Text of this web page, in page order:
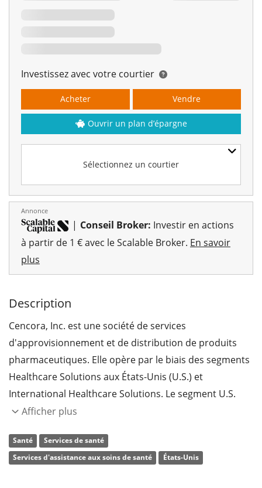
Investissez avec votre courtier
Sélectionnez un courtier
Acheter Vendre
Ouvrir un plan d’épargne
Annonce
| Conseil Broker: Investir en actions
à partir de 1 € avec le Scalable Broker. En savoir
plus
Description
Cencora, Inc. est une société de services
d'approvisionnement et de distribution de produits
pharmaceutiques. Elle opère par le biais des segments
Healthcare Solutions aux États-Unis (U.S.) et
International Healthcare Solutions. Le segment U.S.
Healthcare Solutions se concentre sur la distribution
et génériques. Le segment International Healthcare
Solutions comprend la vente en gros de produits
Afficher plus
Santé
Services de santé
Services d'assistance aux soins de santé
États-Unis